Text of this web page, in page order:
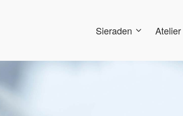
Sieraden Atelier